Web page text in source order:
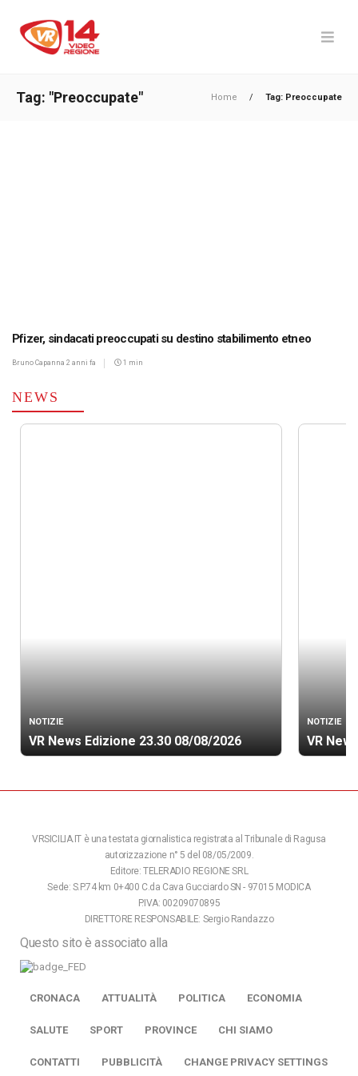
Tag: "Preoccupate" Home / Tag: Preoccupate
Pfizer, sindacati preoccupati su destino stabilimento etneo
Bruno Capanna 2 anni fa 1 min
NEWS
NOTIZIE
VR News Edizione 23.30 08/08/2026
NOTIZIE
VR
VRSICILIA.IT è una testata giornalistica registrata al Tribunale di Ragusa
autorizzazione n° 5 del 08/05/2009.
Editore: TELERADIO REGIONE SRL
Sede: S.P.74 km 0+400 C.da Cava Gucciardo SN - 97015 MODICA
P.IVA: 00209070895
DIRETTORE RESPONSABILE: Sergio Randazzo
Questo sito è associato alla
CRONACA ATTUALITÀ POLITICA ECONOMIA
SALUTE SPORT PROVINCE CHI SIAMO
CONTATTI PUBBLICITÀ CHANGE PRIVACY SETTINGS